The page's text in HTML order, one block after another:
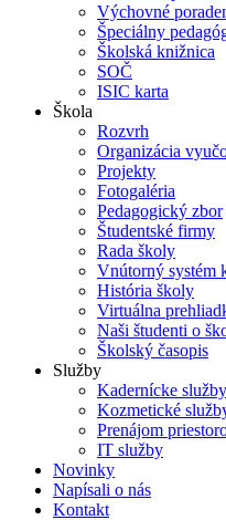
Výchovné
Špeciálny
Školská knižnica
SOČ
ISIC karta
Škola
Rozvrh
Organizácia
Projekty
Fotogaléria
Pedagogický zbor
Študentské firmy
Rada školy
Vnútorný systém
História školy
Virtuálna
Naši študenti o
Školský časopis
Služby
Kadernícke služby
Kozmetické
Prenájom
IT služby
Novinky
Napísali o nás
Kontakt